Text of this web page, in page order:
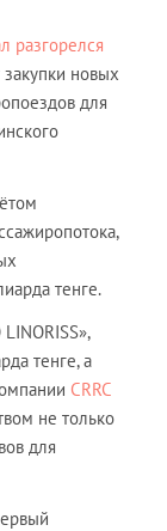
разгорелся
закупки новых
для
тенге.
тенге, а
CRRC
не только
для